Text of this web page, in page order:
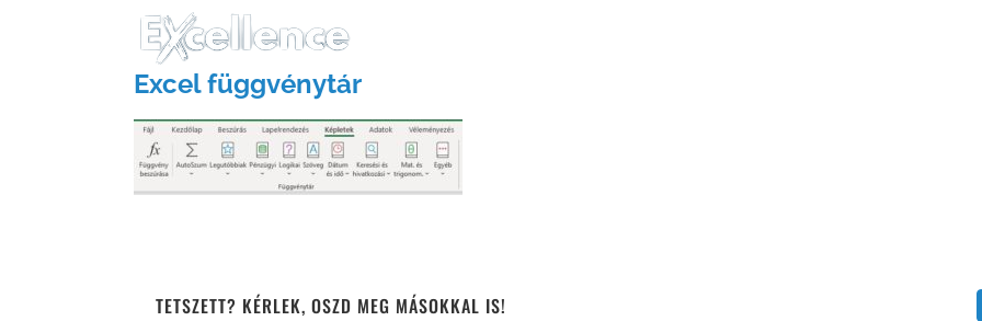
Excel függvénytár
TETSZETT? KÉRLEK, OSZD MEG MÁSOKKAL IS!